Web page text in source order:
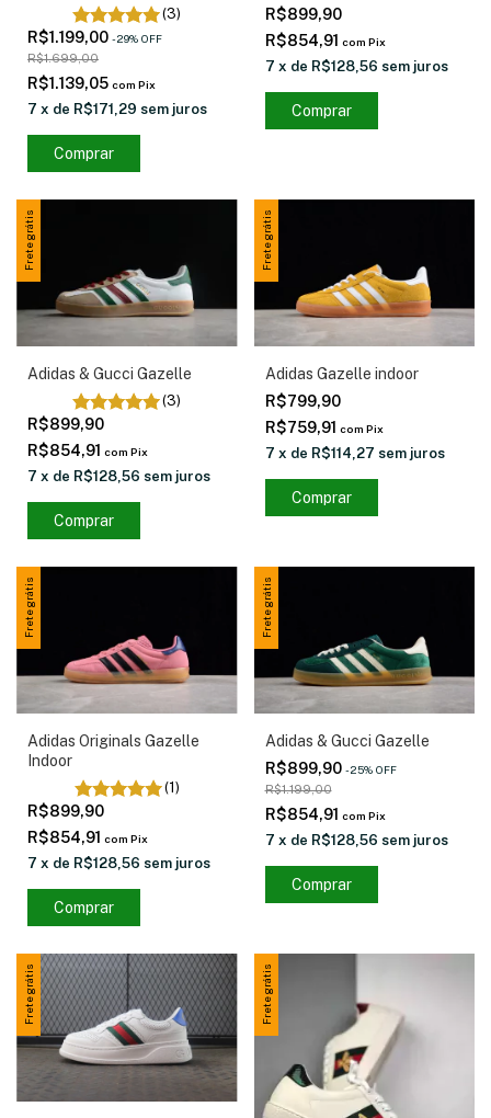
(3)
R$1.199,00 -29% OFF
R$1.699,00
R$1.139,05 com Pix
7 x de R$171,29 sem juros
Comprar
R$899,90
R$854,91 com Pix
7 x de R$128,56 sem juros
Comprar
Frete grátis
Adidas & Gucci Gazelle
(3)
R$899,90
R$854,91 com Pix
7 x de R$128,56 sem juros
Comprar
Frete grátis
Adidas Gazelle indoor
R$799,90
R$759,91 com Pix
7 x de R$114,27 sem juros
Comprar
Frete grátis
Adidas Originals Gazelle
Indoor
(1)
R$899,90
R$854,91 com Pix
7 x de R$128,56 sem juros
Comprar
Frete grátis
Adidas & Gucci Gazelle
R$899,90 -25% OFF
R$1.199,00
R$854,91 com Pix
7 x de R$128,56 sem juros
Comprar
Frete grátis Frete grátis